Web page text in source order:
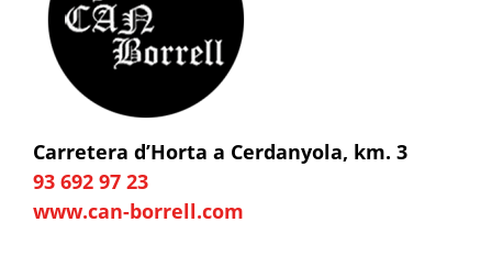
Carretera d’Horta a Cerdanyola, km. 3
93 692 97 23
www.can-borrell.com